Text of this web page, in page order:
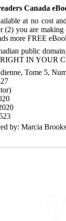
Canada
at no cost
(2) you are
more FREE
public
IN YOUR
Tome 5,
by: Marcia